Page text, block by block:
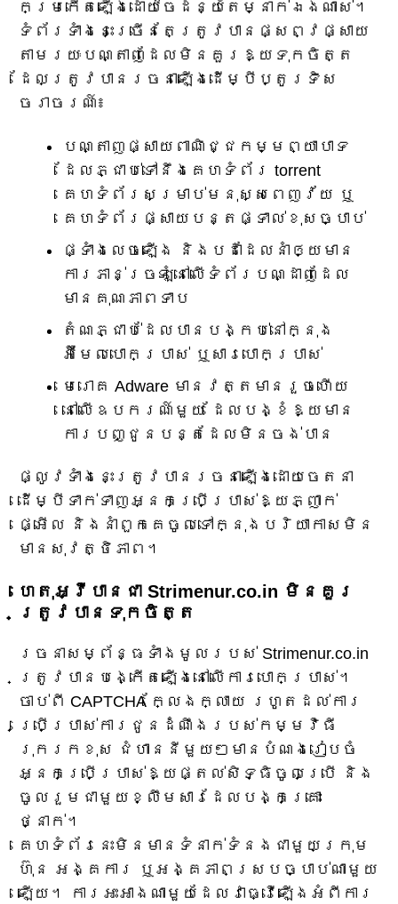
កម្រកើតឡើងដោយចៃដន្យតែម្នាក់ឯងណាស់។
ទំព័រទាំងនេះច្រើនតែត្រូវបានផ្សព្វផ្សាយ
តាមរយៈបណ្តាញដែលមិនគួរឱ្យទុកចិត្ត
ដែលត្រូវបានរចនាឡើងដើម្បីប្តូរទិស
ចរាចរណ៍៖
បណ្តាញផ្សាយពាណិជ្ជកម្មព្យាបាទ
ដែលភ្ជាប់ទៅនឹងគេហទំព័រ torrent
គេហទំព័រសម្រាប់មនុស្សពេញវ័យ ឬ
គេហទំព័រផ្សាយបន្តផ្ទាល់ខុសច្បាប់
ផ្ទាំងលេចឡើង និងបដាដែលនាំឲ្យមាន
ការភាន់ច្រឡំនៅលើទំព័របណ្ដាញដែល
មានគុណភាពទាប
តំណភ្ជាប់ដែលបានបង្កប់នៅក្នុង
អ៊ីមែលបោកប្រាស់ ឬសារបោកប្រាស់
មេរោគ Adware មានវត្តមានរួចហើយ
នៅលើឧបករណ៍មួយ ដែលបង្ខំឱ្យមាន
ការបញ្ជូនបន្តដែលមិនចង់បាន
ផ្លូវទាំងនេះត្រូវបានរចនាឡើងដោយចេតនា
ដើម្បីទាក់ទាញអ្នកប្រើប្រាស់ឱ្យភ្ញាក់
ផ្អើល និងនាំពួកគេចូលទៅក្នុងបរិយាកាសមិន
មានសុវត្ថិភាព។
ហេតុអ្វីបានជា Strimenur.co.in មិនគួរ
ត្រូវបានទុកចិត្ត
រចនាសម្ព័ន្ធទាំងមូលរបស់ Strimenur.co.in
ត្រូវបានបង្កើតឡើងនៅលើការបោកប្រាស់។
ចាប់ពី CAPTCHA ក្លែងក្លាយ រហូតដល់ការ
ប្រើប្រាស់ការជូនដំណឹងរបស់កម្មវិធី
រុករកខុស ជំហាននីមួយៗមានបំណងរៀបចំ
អ្នកប្រើប្រាស់ឱ្យផ្តល់សិទ្ធិចូលប្រើ និង
ចូលរួមជាមួយខ្លឹមសារដែលបង្កគ្រោះ
ថ្នាក់។
គេហទំព័រនេះមិនមានទំនាក់ទំនងជាមួយក្រុម
ហ៊ុន អង្គការ ឬអង្គភាពស្របច្បាប់ណាមួយ
ឡើយ។ ការអះអាងណាមួយដែលវាធ្វើឡើងអំពីការ